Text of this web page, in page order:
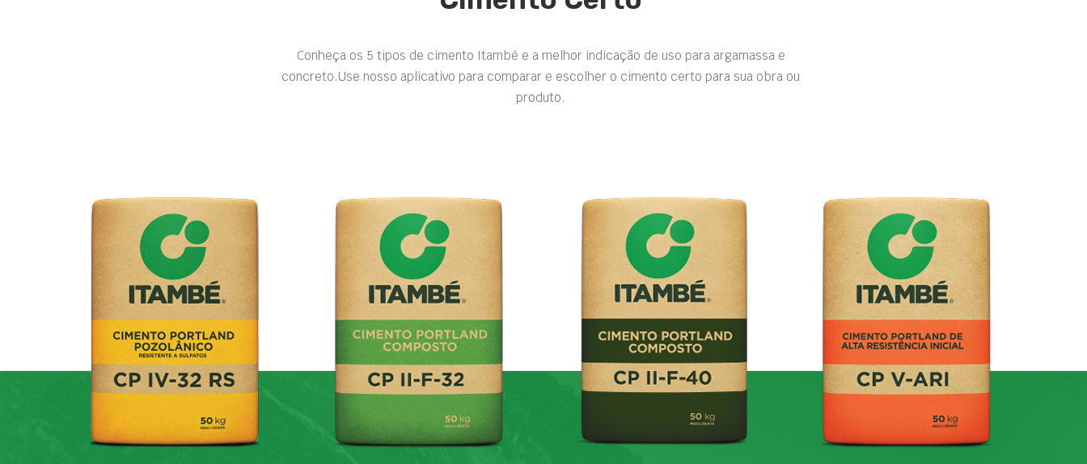
Conheça os 5 tipos de cimento Itambé e a melhor indicação de uso para argamassa e
concreto.Use nosso aplicativo para comparar e escolher o cimento certo para sua obra ou
produto.